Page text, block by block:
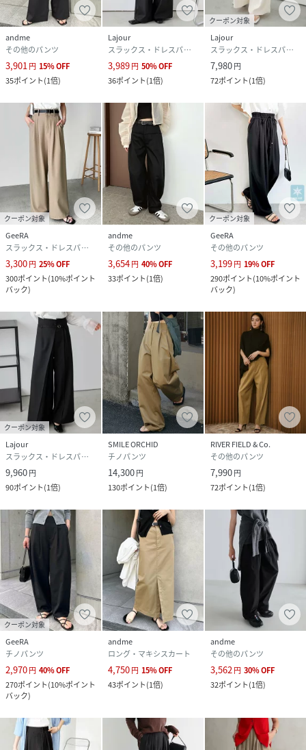
andme
その他のパンツ
3,901円 15%OFF
35ポイント(1倍)
Lajour
スラックス・ドレスパンツ
3,989円 50%OFF
36ポイント(1倍)
クーポン対象
Lajour
スラックス・ドレスパンツ
7,980円
72ポイント(1倍)
クーポン対象
GeeRA
スラックス・ドレスパンツ
3,300円 25%OFF
300ポイント(10%ポイント
バック)
andme
その他のパンツ
3,654円 40%OFF
33ポイント(1倍)
クーポン対象
GeeRA
その他のパンツ
3,199円 19%OFF
290ポイント(10%ポイント
バック)
クーポン対象
Lajour
スラックス・ドレスパンツ
9,960円
90ポイント(1倍)
SMILE ORCHID
チノパンツ
14,300円
130ポイント(1倍)
RIVER FIELD & Co.
その他のパンツ
7,990円
72ポイント(1倍)
クーポン対象
GeeRA
チノパンツ
2,970円 40%OFF
270ポイント(10%ポイント
バック)
andme
ロング・マキシスカート
4,750円 15%OFF
43ポイント(1倍)
andme
その他のパンツ
3,562円 30%OFF
32ポイント(1倍)